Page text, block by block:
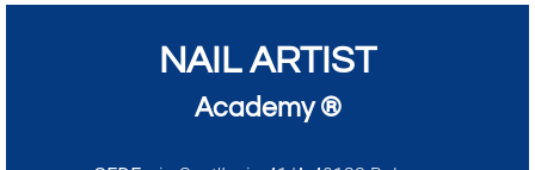
NAIL ARTIST
Academy ®